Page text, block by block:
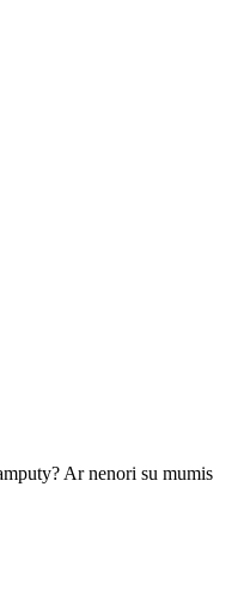
Ar nenori su mumis